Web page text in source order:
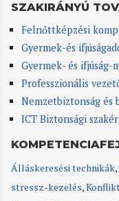
SZAKIRÁNYÚ
Felnőttképzési
Gyermek-és
Gyermek- és
Professzionális
Nemzetbiztonság és
ICT Biztonsági
Álláskeresési technikák,
stressz-kezelés,